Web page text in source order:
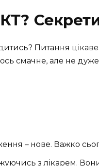
Питання
смачне, але не
– нове. Важко
з лікарем. Вони